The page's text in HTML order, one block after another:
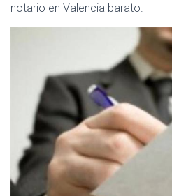
notario en Valencia barato.